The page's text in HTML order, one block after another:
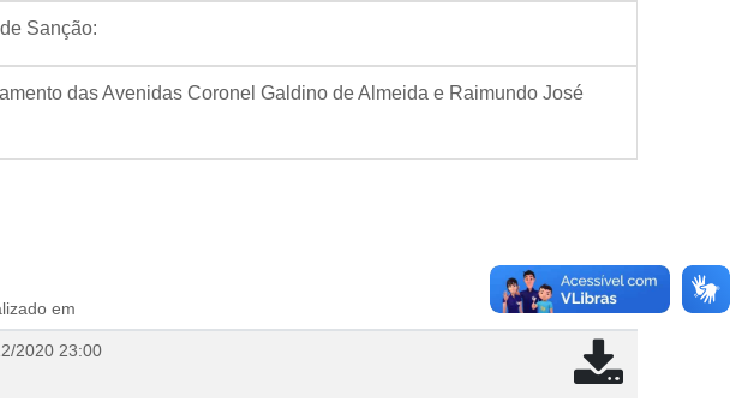
Sanção:
das Avenidas Coronel Galdino de Almeida e Raimundo José
em
2020 23:00